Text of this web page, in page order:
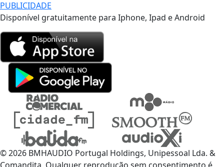
PUBLICIDADE
Disponível gratuitamente para Iphone, Ipad e Android
© 2026 BMHAUDIO Portugal Holdings, Unipessoal Lda. &